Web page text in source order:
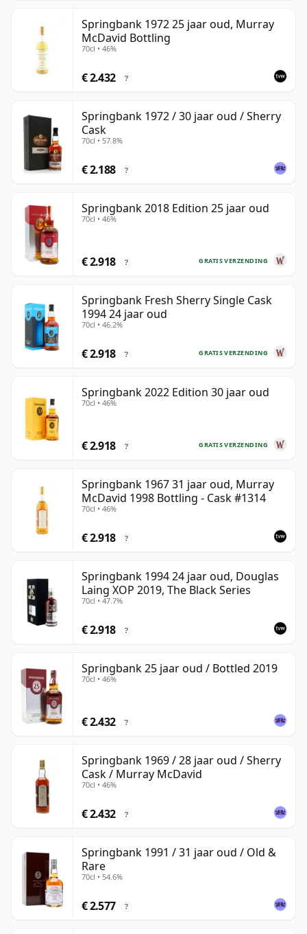
Springbank 1972 25 jaar oud, Murray
McDavid Bottling
70cl • 46%
€ 2.432 ?
Springbank 1972 / 30 jaar oud / Sherry
Cask
70cl • 57.8%
€ 2.188 ?
Springbank 2018 Edition 25 jaar oud
70cl • 46%
GRATIS VERZENDING
€ 2.918 ?
Springbank Fresh Sherry Single Cask
1994 24 jaar oud
70cl • 46.2%
GRATIS VERZENDING
€ 2.918 ?
Springbank 2022 Edition 30 jaar oud
70cl • 46%
GRATIS VERZENDING
€ 2.918 ?
Springbank 1967 31 jaar oud, Murray
McDavid 1998 Bottling - Cask #1314
70cl • 46%
€ 2.918 ?
Springbank 1994 24 jaar oud, Douglas
Laing XOP 2019, The Black Series
70cl • 47.7%
€ 2.918 ?
Springbank 25 jaar oud / Bottled 2019
70cl • 46%
€ 2.432 ?
Springbank 1969 / 28 jaar oud / Sherry
Cask / Murray McDavid
70cl • 46%
€ 2.432 ?
Springbank 1991 / 31 jaar oud / Old &
Rare
70cl • 54.6%
€ 2.577 ?